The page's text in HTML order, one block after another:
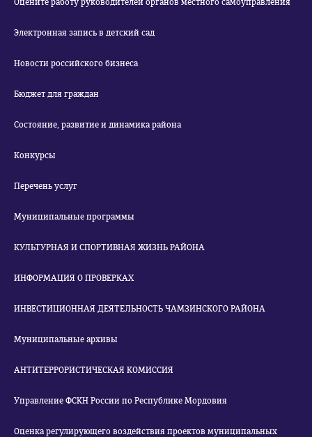
Оцените работу руководителей органов местного самоуправления
Электронная запись в детский сад
Новости российского бизнеса
Бюджет для граждан
Состояние, развитие и динамика района
Конкурсы
Перечень услуг
Муниципальные программы
КУЛЬТУРНАЯ И СПОРТИВНАЯ ЖИЗНЬ РАЙОНА
ИНФОРМАЦИЯ О ПРОВЕРКАХ
ИНВЕСТИЦИОННАЯ ДЕЯТЕЛЬНОСТЬ ЧАМЗИНСКОГО РАЙОНА
Муниципальные архивы
АНТИТЕРРОРИСТИЧЕСКАЯ КОМИССИЯ
Управление ФСКН России по Республике Мордовия
Оценка регулирующего воздействия проектов муниципальных